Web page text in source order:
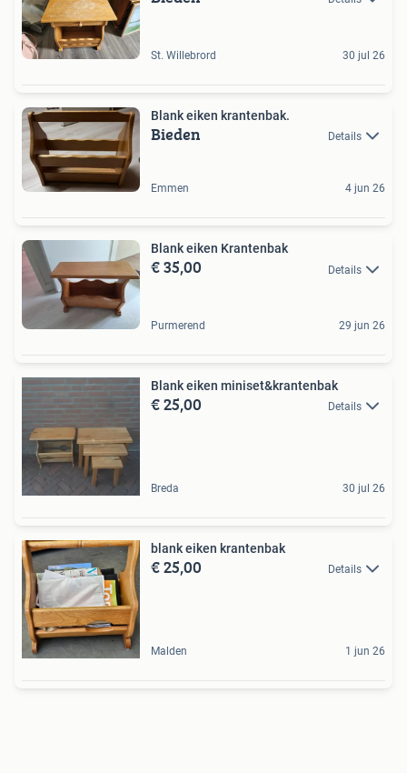
St. Willebrord 30 jul 26
Blank eiken krantenbak.
Bieden Details
Emmen 4 jun 26
Blank eiken Krantenbak
€ 35,00 Details
Purmerend 29 jun 26
Blank eiken miniset&krantenbak
€ 25,00 Details
Breda 30 jul 26
blank eiken krantenbak
€ 25,00 Details
Malden 1 jun 26